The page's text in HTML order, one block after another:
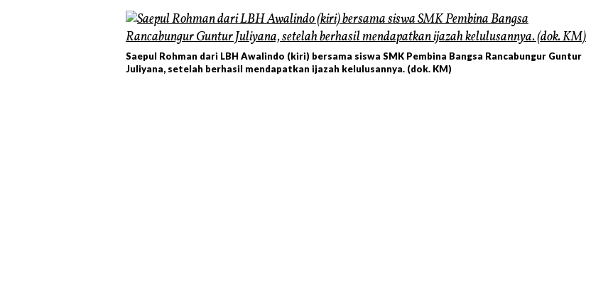
Saepul Rohman dari LBH Awalindo (kiri) bersama siswa SMK Pembina Bangsa Rancabungur Guntur
Juliyana, setelah berhasil mendapatkan ijazah kelulusannya. (dok. KM)